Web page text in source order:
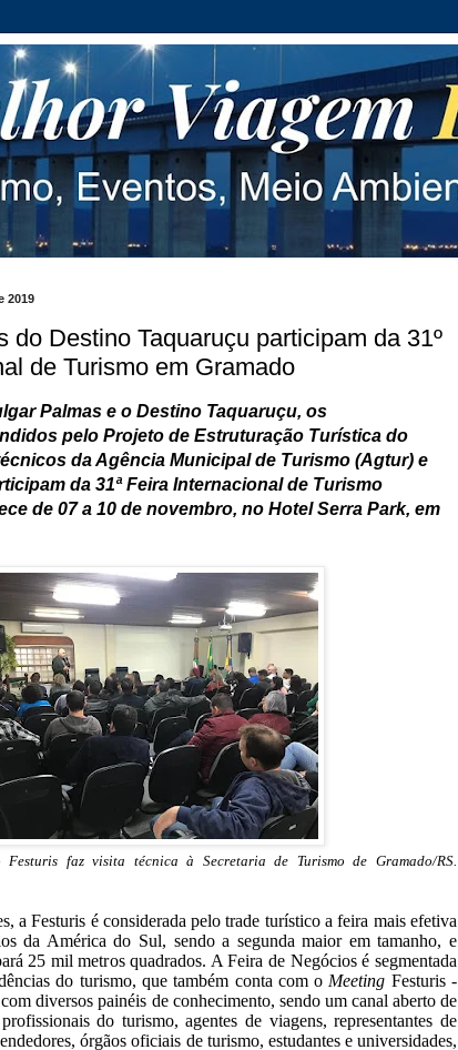
2019
do Destino Taquaruçu participam da 31º
de Turismo em Gramado
Palmas e o Destino Taquaruçu, os
pelo Projeto de Estruturação Turística do
da Agência Municipal de Turismo (Agtur) e
da 31ª Feira Internacional de Turismo
de 07 a 10 de novembro, no Hotel Serra Park, em
faz visita técnica à Secretaria de Turismo de Gramado/RS.
a Festuris é considerada pelo trade turístico a feira mais efetiva
da América do Sul, sendo a segunda maior em tamanho, e
25 mil metros quadrados. A Feira de Negócios é segmentada
do turismo, que também conta com o Meeting Festuris -
diversos painéis de conhecimento, sendo um canal aberto de
do turismo, agentes de viagens, representantes de
órgãos oficiais de turismo, estudantes e universidades,